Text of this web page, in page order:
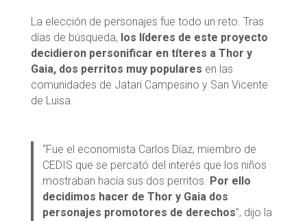
La elección de personajes fue todo un reto. Tras
días de búsqueda, los líderes de este proyecto
decidieron personificar en títeres a Thor y
Gaia, dos perritos muy populares en las
comunidades de Jatari Campesino y San Vicente
de Luisa.
“Fue el economista Carlos Díaz, miembro de
CEDIS que se percató del interés que los niños
mostraban hacía sus dos perritos. Por ello
decidimos hacer de Thor y Gaia dos
personajes promotores de derechos”, dijo la